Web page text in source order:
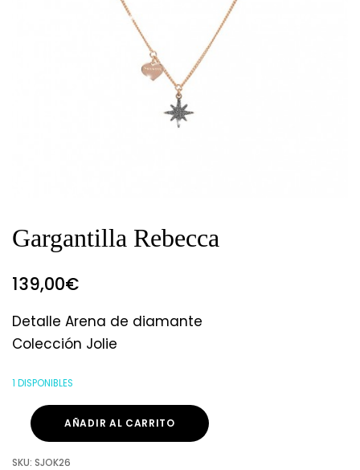
Gargantilla Rebecca
139,00€
Detalle Arena de diamante
Colección Jolie
1 DISPONIBLES
AÑADIR AL CARRITO
SKU: SJOK26